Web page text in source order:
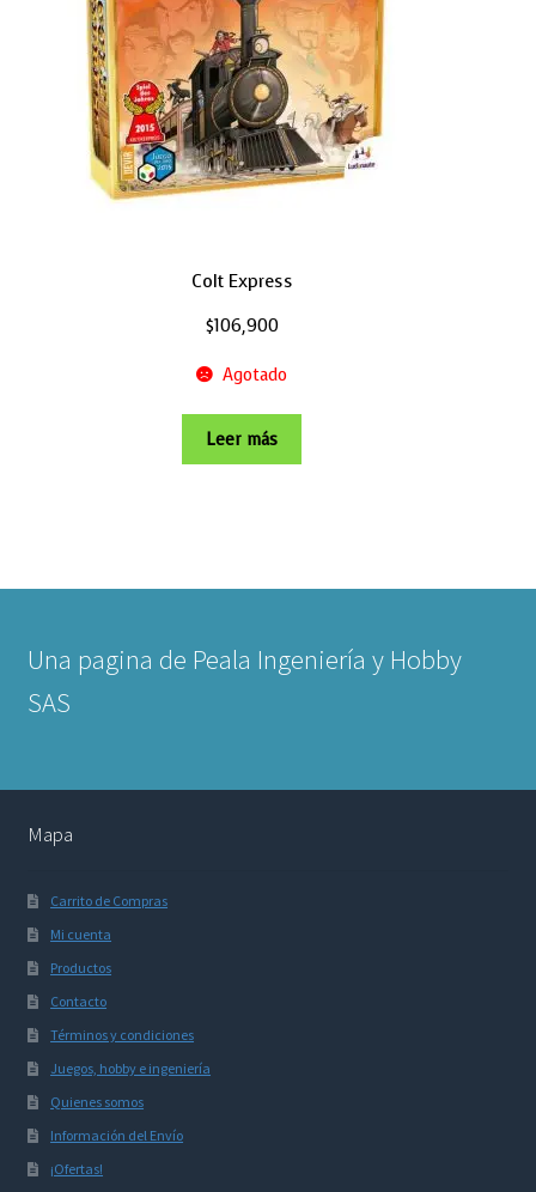
Colt Express
$106,900
Agotado
Leer más
Una pagina de Peala Ingeniería y Hobby
SAS
Mapa
Carrito de Compras
Mi cuenta
Productos
Contacto
Términos y condiciones
Juegos, hobby e ingeniería
Quienes somos
Información del Envío
¡Ofertas!